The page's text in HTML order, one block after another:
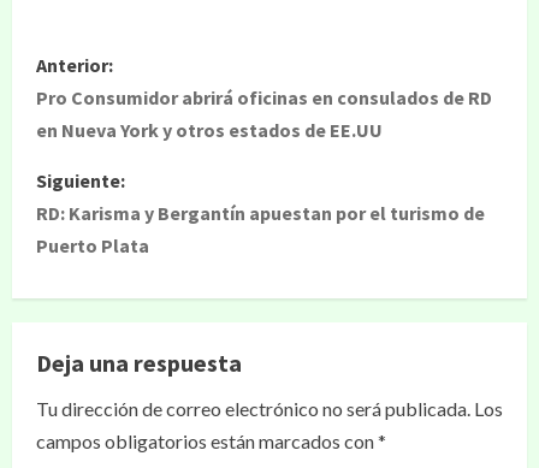
Anterior:
Pro Consumidor abrirá oficinas en consulados de RD
en Nueva York y otros estados de EE.UU
Siguiente:
RD: Karisma y Bergantín apuestan por el turismo de
Puerto Plata
Deja una respuesta
Tu dirección de correo electrónico no será publicada. Los
campos obligatorios están marcados con*